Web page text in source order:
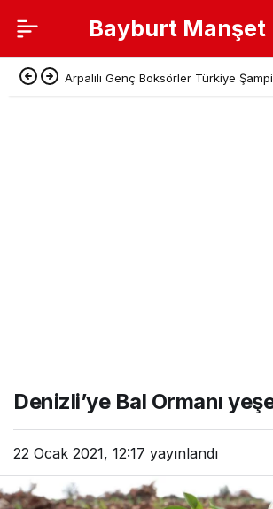
Bayburt Manşet
Arpalılı Genç Boksörler Türkiye
Denizli’ye Bal Ormanı
22 Ocak 2021, 12:17 yayınlandı